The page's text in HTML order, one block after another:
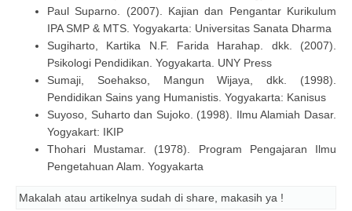
Paul Suparno. (2007). Kajian dan Pengantar Kurikulum
IPA SMP & MTS. Yogyakarta: Universitas Sanata Dharma
Sugiharto, Kartika N.F. Farida Harahap. dkk. (2007).
Psikologi Pendidikan. Yogyakarta. UNY Press
Sumaji, Soehakso, Mangun Wijaya, dkk. (1998).
Pendidikan Sains yang Humanistis. Yogyakarta: Kanisus
Suyoso, Suharto dan Sujoko. (1998). Ilmu Alamiah Dasar.
Yogyakart: IKIP
Thohari Mustamar. (1978). Program Pengajaran Ilmu
Pengetahuan Alam. Yogyakarta
Makalah atau artikelnya sudah di share, makasih ya !